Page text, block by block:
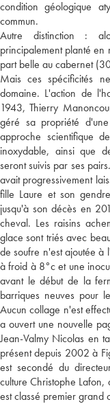
condition géologique
commun.
Autre distinction :
principalement planté
part belle au cabernet
Mais ces spécificités
domaine. L'action de
1943, Thierry
géré sa propriété
approche scientifique
inoxydable, ainsi que
seront suivis par ses
avait progressivement
fille Laure et son
jusqu'à son décès en
cheval. Les raisins
glace sont triés avec
de soufre n'est ajoutée
à froid à 8°c et une
avant le début de la
barriques neuves pour
Aucun collage n'est
a ouvert une nouvelle
Jean-Valmy Nicolas en
présent depuis 2002 à
est secondé du
culture Christophe
est classé premier grand